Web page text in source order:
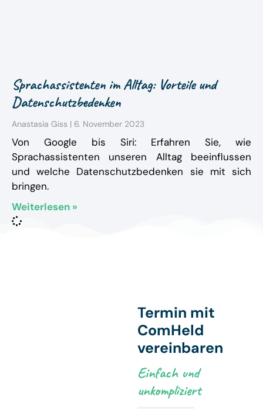
Sprachassistenten im Alltag: Vorteile und
Datenschutzbedenken
Anastasia Giss 6. November 2023
Von Google bis Siri: Erfahren Sie, wie
Sprachassistenten unseren Alltag beeinflussen
und welche Datenschutzbedenken sie mit sich
bringen.
Weiterlesen »
Termin mit
ComHeld
vereinbaren
Einfach und
unkompliziert